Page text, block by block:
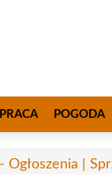
PRACA POGODA
Ogłoszenia |